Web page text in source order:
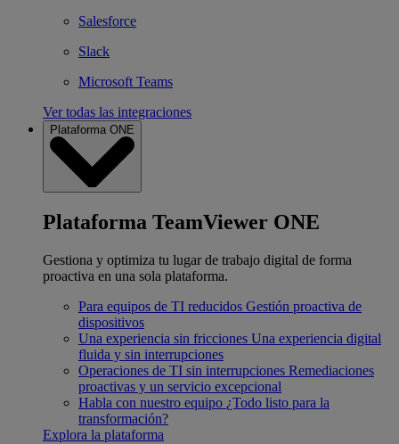
Salesforce
Slack
Microsoft Teams
Ver todas las integraciones
Plataforma ONE
Plataforma TeamViewer ONE
Gestiona y optimiza tu lugar de trabajo digital de forma
proactiva en una sola plataforma.
Para equipos de TI reducidos Gestión proactiva de
dispositivos
Una experiencia sin fricciones Una experiencia digital
fluida y sin interrupciones
Operaciones de TI sin interrupciones Remediaciones
proactivas y un servicio excepcional
Habla con nuestro equipo ¿Todo listo para la
transformación?
Explora la plataforma